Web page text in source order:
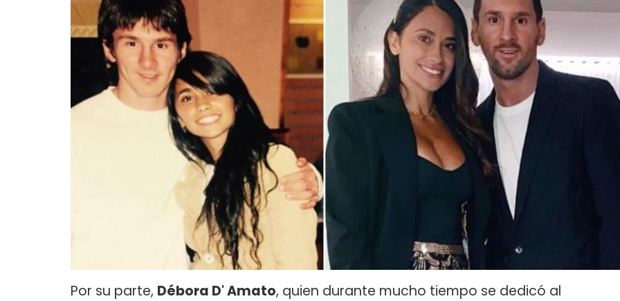
Por su parte, Débora D' Amato, quien durante mucho tiempo se dedicó al